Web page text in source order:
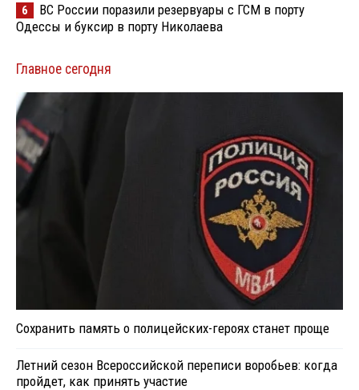
6
ВС России поразили резервуары с ГСМ в порту
Одессы и буксир в порту Николаева
Главное сегодня
Сохранить память о полицейских-героях станет проще
Летний сезон Всероссийской переписи воробьев: когда
пройдет, как принять участие